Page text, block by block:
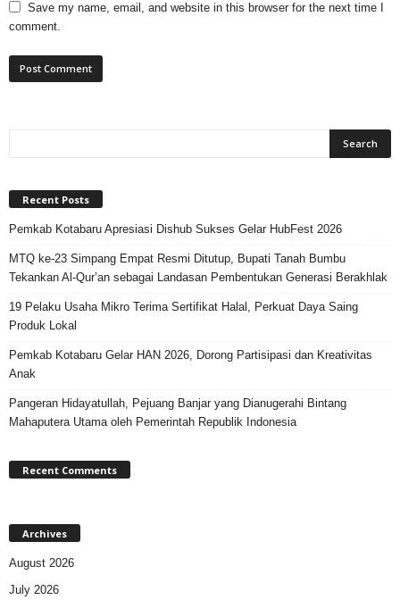
Save my name, email, and website in this browser for the next time I
comment.
Recent Posts
Pemkab Kotabaru Apresiasi Dishub Sukses Gelar HubFest 2026
MTQ ke-23 Simpang Empat Resmi Ditutup, Bupati Tanah Bumbu
Tekankan Al-Qur’an sebagai Landasan Pembentukan Generasi Berakhlak
19 Pelaku Usaha Mikro Terima Sertifikat Halal, Perkuat Daya Saing
Produk Lokal
Pemkab Kotabaru Gelar HAN 2026, Dorong Partisipasi dan Kreativitas
Anak
Pangeran Hidayatullah, Pejuang Banjar yang Dianugerahi Bintang
Mahaputera Utama oleh Pemerintah Republik Indonesia
Recent Comments
Archives
August 2026
July 2026